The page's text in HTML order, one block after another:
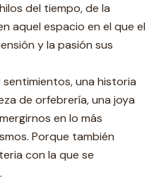
del tiempo, de la
aquel espacio en el que el
y la pasión sus
sentimientos, una historia
de orfebrería, una joya
en lo más
Porque también
con la que se